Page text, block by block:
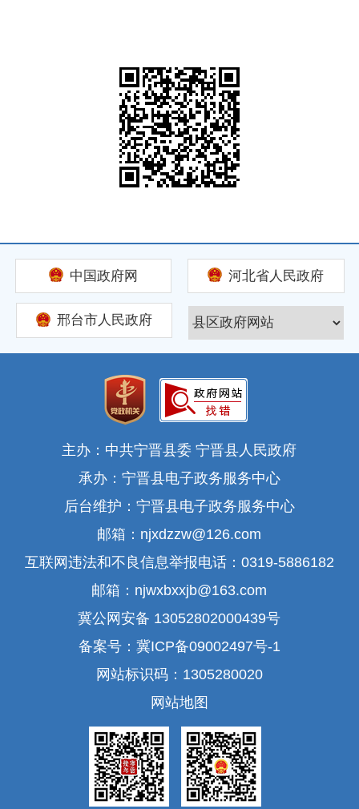
中国政府网 河北省人民政府
邢台市人民政府
主办：中共宁晋县委 宁晋县人民政府
承办：宁晋县电子政务服务中心
后台维护：宁晋县电子政务服务中心
邮箱：njxdzzw@126.com
互联网违法和不良信息举报电话：0319-5886182
邮箱：njwxbxxjb@163.com
冀公网安备 13052802000439号
备案号：冀ICP备09002497号-1
网站标识码：1305280020
网站地图